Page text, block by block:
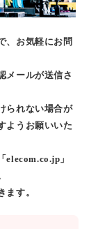
、お気軽にお問
メールが送信さ
られない場合が
ようお願いいた
elecom.co.jp」
す。